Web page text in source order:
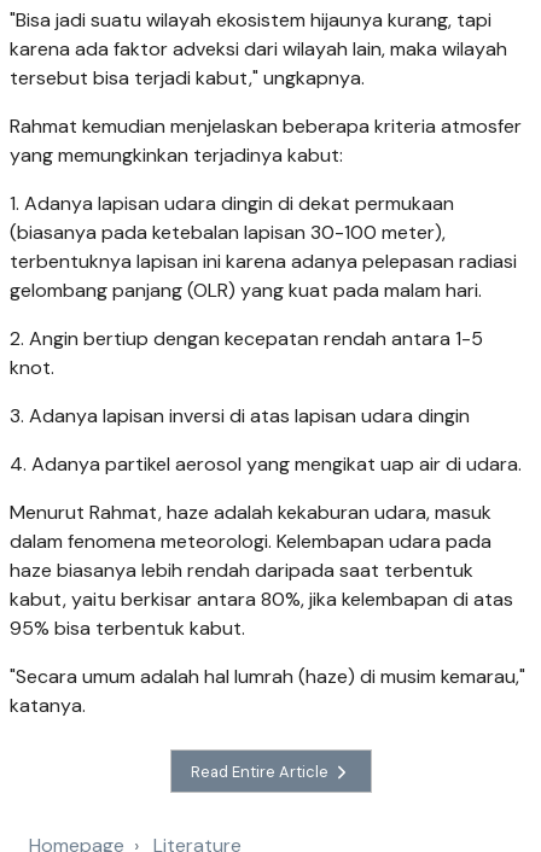
"Bisa jadi suatu wilayah ekosistem hijaunya kurang, tapi
karena ada faktor adveksi dari wilayah lain, maka wilayah
tersebut bisa terjadi kabut," ungkapnya.
Rahmat kemudian menjelaskan beberapa kriteria atmosfer
yang memungkinkan terjadinya kabut:
1. Adanya lapisan udara dingin di dekat permukaan
(biasanya pada ketebalan lapisan 30-100 meter),
terbentuknya lapisan ini karena adanya pelepasan radiasi
gelombang panjang (OLR) yang kuat pada malam hari.
2. Angin bertiup dengan kecepatan rendah antara 1-5
knot.
3. Adanya lapisan inversi di atas lapisan udara dingin
4. Adanya partikel aerosol yang mengikat uap air di udara.
Menurut Rahmat, haze adalah kekaburan udara, masuk
dalam fenomena meteorologi. Kelembapan udara pada
haze biasanya lebih rendah daripada saat terbentuk
kabut, yaitu berkisar antara 80%, jika kelembapan di atas
95% bisa terbentuk kabut.
"Secara umum adalah hal lumrah (haze) di musim kemarau,"
katanya.
Read Entire Article
Homepage Literature